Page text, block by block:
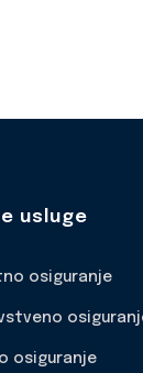
usluge
osiguranje
osiguranje